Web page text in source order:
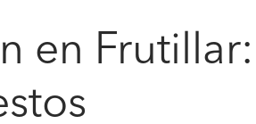
Galería de fotos
Procenter
en